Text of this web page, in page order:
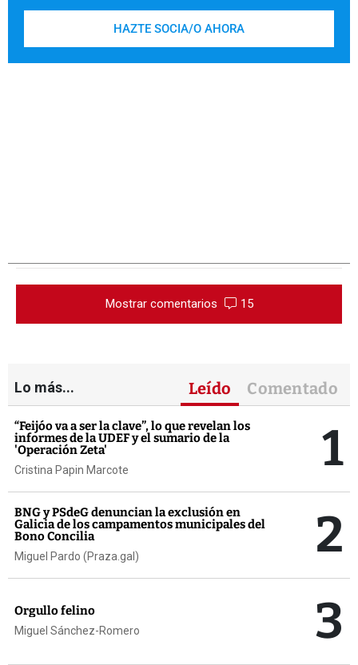
HAZTE SOCIA/O AHORA
Mostrar comentarios 15
Lo más... Leído Comentado
“Feijóo va a ser la clave”, lo que revelan los
informes de la UDEF y el sumario de la
'Operación Zeta'
Cristina Papin Marcote 1
BNG y PSdeG denuncian la exclusión en
Galicia de los campamentos municipales del
Bono Concilia
Miguel Pardo (Praza.gal) 2
Orgullo felino
Miguel Sánchez-Romero 3